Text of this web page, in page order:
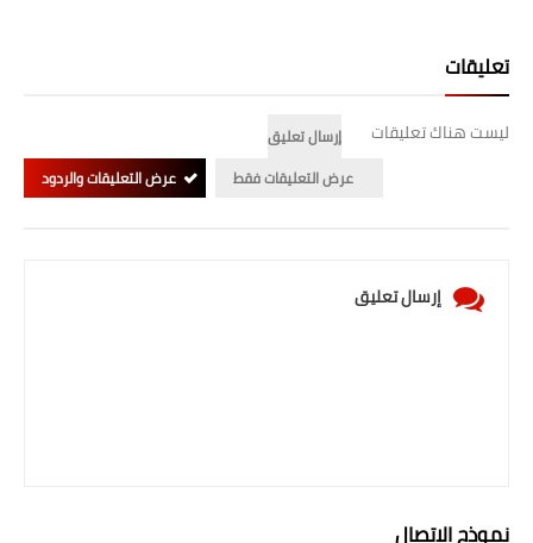
تعليقات
ليست هناك تعليقات
إرسال تعليق
عرض التعليقات فقط
عرض التعليقات والردود
إرسال تعليق
نموذج الاتصال